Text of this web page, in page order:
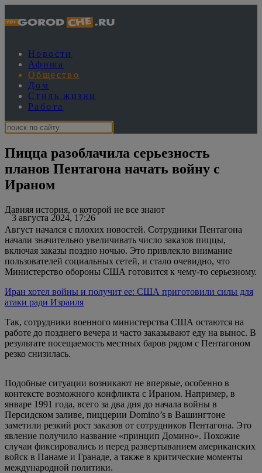
Новости
Афиша
Общество
Дом
Стиль жизни
Работа
Пицца разоблачила серьезность
планов Пентагона начать войну с
Ираном
3 августа 2024, 17:26
Давняя история, о которой не все знают
Август начался с плохих новостей. Сотрудники Пентагона
начали значительно увеличивать число заказов пиццы,
включая заказы поздно ночью. Это привлекло внимание
пользователей социальных сетей, и стало очевидно, что
Министерство обороны США готовится к чему-то серьезному.
Иран хотел войны и получит ее: США приготовили силы для
атаки ради Израиля
Так, сотрудники военного министерства США остаются на
работе до позднего вечера и часто заказывают еду на вынос. В
результате посещаемость местных баров рядом с Пентагоном
резко снизилась.
Подобные ситуации возникают не впервые, особенно в
контексте возможного конфликта с Ираном. Например, в
январе 1991 года, всего за два дня до начала войны в
Персидском заливе, пиццерии Domino’s в Вашингтоне
заметили резкий рост заказов от сотрудников Пентагона. Это
явление получило название «принцип Домино». Похожие
случаи фиксировались и перед развертыванием американских
войск в Панаме и Гранаде, а также в критические моменты
международной политики.